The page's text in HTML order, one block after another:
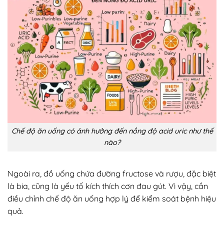
Chế độ ăn uống có ảnh hưởng đến nồng độ acid uric như thế
nào?
Ngoài ra, đồ uống chứa đường fructose và rượu, đặc biệt
là bia, cũng là yếu tố kích thích cơn đau gút. Vì vậy, cần
điều chỉnh chế độ ăn uống hợp lý để kiểm soát bệnh hiệu
quả.